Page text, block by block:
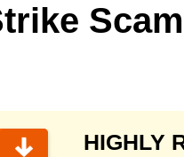
Scam
HIGHLY